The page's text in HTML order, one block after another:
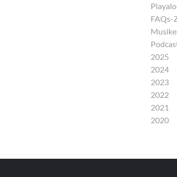
FAQs-
2025
2024
2023
2022
2021
2020